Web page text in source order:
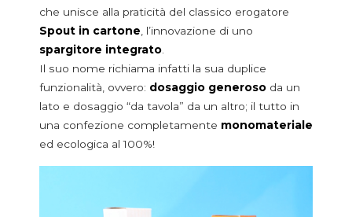
Prodotti casa e corpo
Amidi corpo
Bicarbonato
Deodoranti in polvere e talco
Perle e sali da bagno
Animali e giardinaggio
Fitofarmaci e fertilizzanti
che unisce alla praticità del classico erogatore
Spout in cartone , l’innovazione di uno
spargitore integrato
Il suo nome richiama infatti la sua duplice
funzionalità, ovvero: dosaggio generoso da un
lato e dosaggio “da tavola” da un altro; il tutto in
una confezione completamente monomateriale
ed ecologica al 100%!